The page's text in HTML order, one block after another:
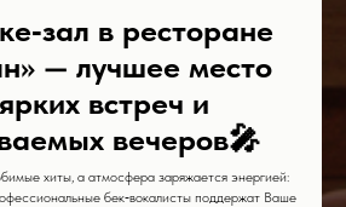
в ресторане
— лучшее место
встреч и
вечеров🎤
хиты, а атмосфера заряжается энергией:
бек‑вокалисты поддержат Ваше